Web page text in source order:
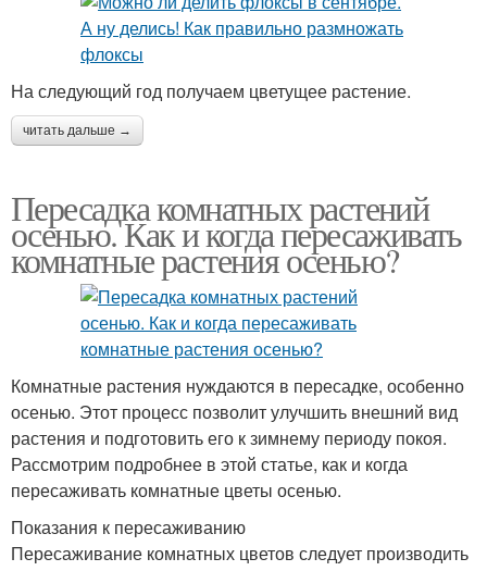
На следующий год получаем цветущее растение.
читать дальше →
Пересадка комнатных растений
осенью. Как и когда пересаживать
комнатные растения осенью?
Комнатные растения нуждаются в пересадке, особенно
осенью. Этот процесс позволит улучшить внешний вид
растения и подготовить его к зимнему периоду покоя.
Рассмотрим подробнее в этой статье, как и когда
пересаживать комнатные цветы осенью.
Показания к пересаживанию
Пересаживание комнатных цветов следует производить